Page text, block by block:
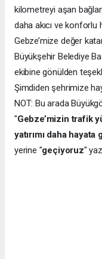
kilometreyi aşan
daha akıcı ve konforlu
Gebze’mize değer
Büyükşehir Belediye
ekibine gönülden
Şimdiden şehrimize
NOT: Bu arada
"Gebze’mizin trafik
yatırımı daha
yerine "geçiyoruz"